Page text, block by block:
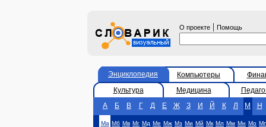
О проекте | Помощь
Энциклопедия Компьютеры
Культура
Медицина
А
Б В Г Д Е Ж З И Й К Л М Н
Ма Мб Мв Мг Мд Ме Мж Мз Ми Мй Мк Мл Мм Мн Мо Мп